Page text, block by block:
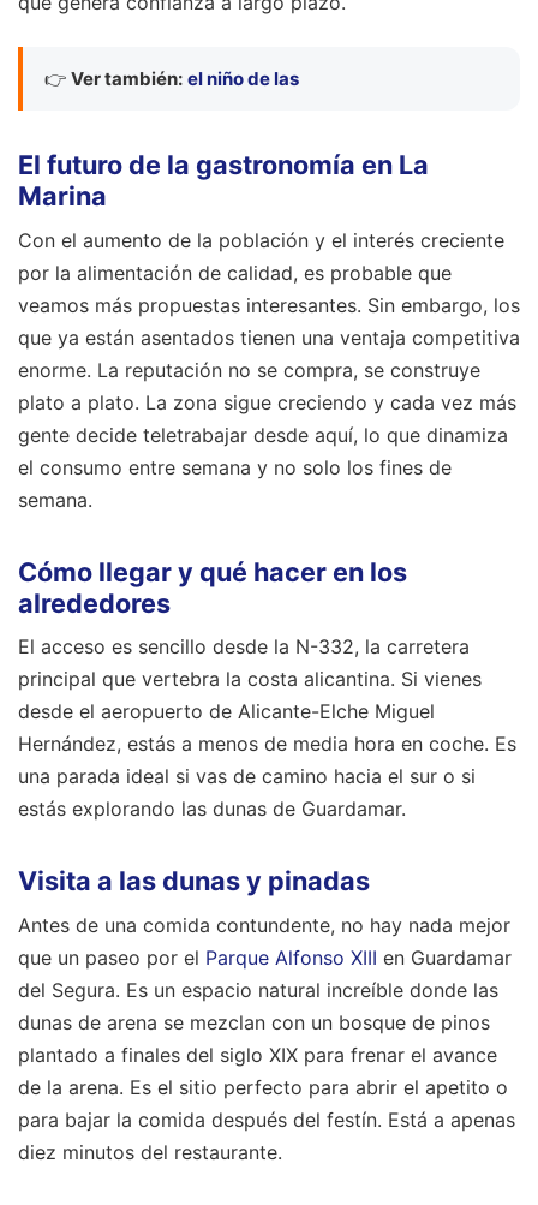
👉 Ver también: el niño de las
El futuro de la gastronomía en La
Marina
Con el aumento de la población y el interés creciente
por la alimentación de calidad, es probable que
veamos más propuestas interesantes. Sin embargo, los
que ya están asentados tienen una ventaja competitiva
enorme. La reputación no se compra, se construye
plato a plato. La zona sigue creciendo y cada vez más
gente decide teletrabajar desde aquí, lo que dinamiza
el consumo entre semana y no solo los fines de
semana.
Cómo llegar y qué hacer en los
alrededores
El acceso es sencillo desde la N-332, la carretera
principal que vertebra la costa alicantina. Si vienes
desde el aeropuerto de Alicante-Elche Miguel
Hernández, estás a menos de media hora en coche. Es
una parada ideal si vas de camino hacia el sur o si
estás explorando las dunas de Guardamar.
Visita a las dunas y pinadas
Antes de una comida contundente, no hay nada mejor
que un paseo por el Parque Alfonso XIII en Guardamar
del Segura. Es un espacio natural increíble donde las
dunas de arena se mezclan con un bosque de pinos
plantado a finales del siglo XIX para frenar el avance
de la arena. Es el sitio perfecto para abrir el apetito o
para bajar la comida después del festín. Está a apenas
diez minutos del restaurante.